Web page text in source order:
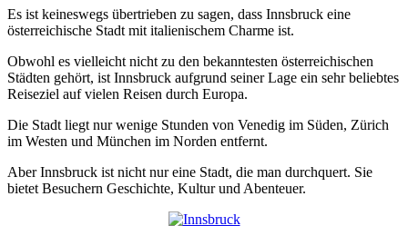
Es ist keineswegs übertrieben zu sagen, dass Innsbruck eine
österreichische Stadt mit italienischem Charme ist.
Obwohl es vielleicht nicht zu den bekanntesten österreichischen
Städten gehört, ist Innsbruck aufgrund seiner Lage ein sehr beliebtes
Reiseziel auf vielen Reisen durch Europa.
Die Stadt liegt nur wenige Stunden von Venedig im Süden, Zürich
im Westen und München im Norden entfernt.
Aber Innsbruck ist nicht nur eine Stadt, die man durchquert. Sie
bietet Besuchern Geschichte, Kultur und Abenteuer.